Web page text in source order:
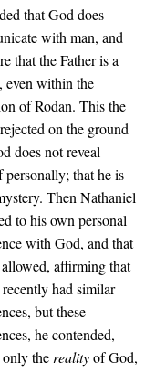
that God does
with man, and
that the Father is a
even within the
of Rodan. This the
on the ground
does not reveal
personally; that he is
Then Nathaniel
to his own personal
with God, and that
affirming that
had similar
but these
he contended,
the realityof God,